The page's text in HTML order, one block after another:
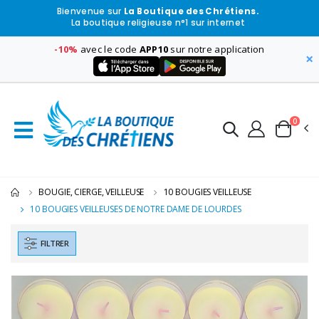
Bienvenue sur La Boutique des Chrétiens.
La boutique religieuse n°1 sur internet
-10% avec le code APP10 sur notre application
×
0
BOUGIE, CIERGE, VEILLEUSE
10 BOUGIES VEILLEUSE
10 BOUGIES VEILLEUSES DE NOTRE DAME DE LOURDES
FILTRER